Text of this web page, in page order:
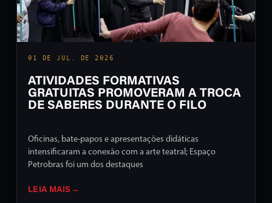
01 DE JUL. DE 2026
ATIVIDADES FORMATIVAS
GRATUITAS PROMOVERAM A TROCA
DE SABERES DURANTE O FILO
Oficinas, bate-papos e apresentações didáticas
intensificaram a conexão com a arte teatral; Espaço
Petrobras foi um dos destaques
LEIA MAIS →